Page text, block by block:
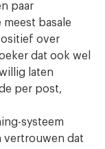
paar
basale
over
dat ook wel
laten
per post,
systeem
vertrouwen dat